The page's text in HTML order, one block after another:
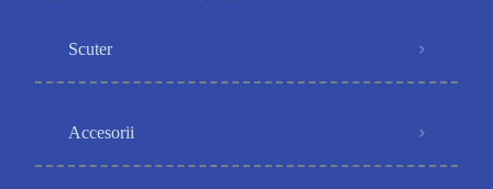
Scuter
Accesorii